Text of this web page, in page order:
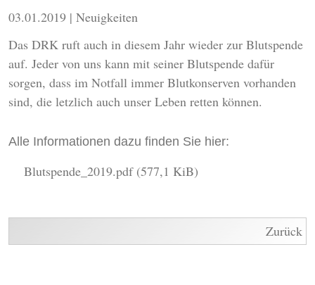
03.01.2019 | Neuigkeiten
Das DRK ruft auch in diesem Jahr wieder zur Blutspende
auf. Jeder von uns kann mit seiner Blutspende dafür
sorgen, dass im Notfall immer Blutkonserven vorhanden
sind, die letzlich auch unser Leben retten können.
Alle Informationen dazu finden Sie hier:
Blutspende_2019.pdf (577,1 KiB)
Zurück